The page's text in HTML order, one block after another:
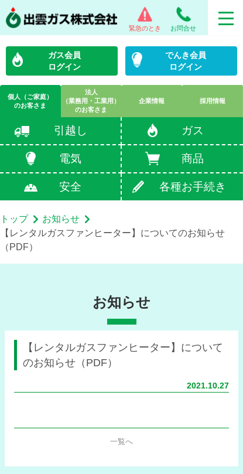
緊急のとき お問合せ
ガス会員
ログイン
でんき会員
ログイン
個人（ご家庭）
のお客さま
法人
（業務用・工業用）
のお客さま
企業情報 採用情報
引越し ガス
電気 商品
安全 各種お手続き
トップ
お知らせ
【レンタルガスファンヒーター】についてのお知らせ
（PDF）
お知らせ
【レンタルガスファンヒーター】について
のお知らせ（PDF）
2021.10.27
一覧へ